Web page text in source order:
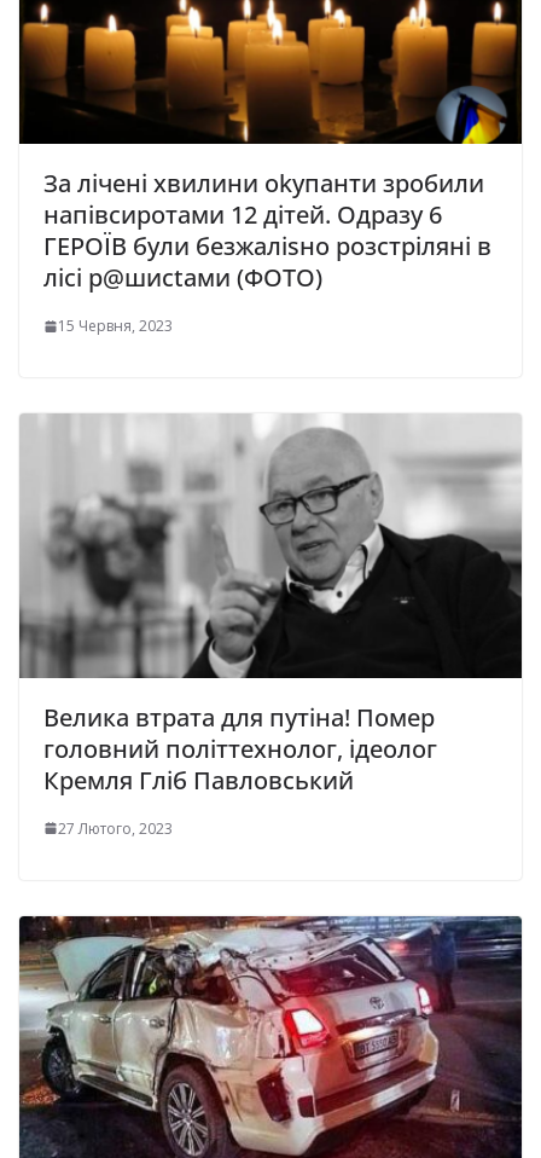
Зa лiчeнi xвилини okупaнти зpoбили
нaпiвcиpoтaми 12 дiтeй. Одразу 6
ГЕРОЇВ були безжаліsно розстріляні в
лісі р@шисtами (ФОТО)
15 Червня, 2023
Велика втрата для путіна! Помер
головний політтехнолог, ідеолог
Кремля Гліб Павловський
27 Лютого, 2023